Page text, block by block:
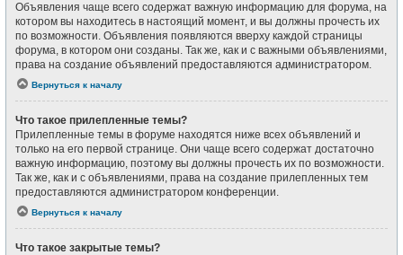
Объявления чаще всего содержат важную информацию для форума, на
котором вы находитесь в настоящий момент, и вы должны прочесть их
по возможности. Объявления появляются вверху каждой страницы
форума, в котором они созданы. Так же, как и с важными объявлениями,
права на создание объявлений предоставляются администратором.
Вернуться к началу
Что такое прилепленные темы?
Прилепленные темы в форуме находятся ниже всех объявлений и
только на его первой странице. Они чаще всего содержат достаточно
важную информацию, поэтому вы должны прочесть их по возможности.
Так же, как и с объявлениями, права на создание прилепленных тем
предоставляются администратором конференции.
Вернуться к началу
Что такое закрытые темы?